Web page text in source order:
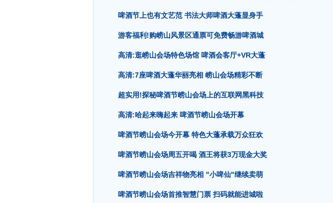
啤酒节上也有文艺范 书法大师啤酒大蓬显身手
游客福利!购崂山风景区通票可免费畅游啤酒城
高清:逛崂山会场特色场馆 啤酒会客厅+VR大蓬
高清:7座啤酒大蓬华丽亮相 崂山会场精彩不断
超实用!探秘啤酒节崂山会场上的互联网黑科技
高清:哈起来嗨起来 啤酒节崂山会场开幕
啤酒节崂山会场今开幕 特色大蓬承载万众狂欢
啤酒节崂山会场周五开喝 酒王将获3万现金大奖
啤酒节崂山会场吉祥物亮相 "小啤仙"继续卖萌
啤酒节崂山会场首推智慧门票 扫码就能进城啦